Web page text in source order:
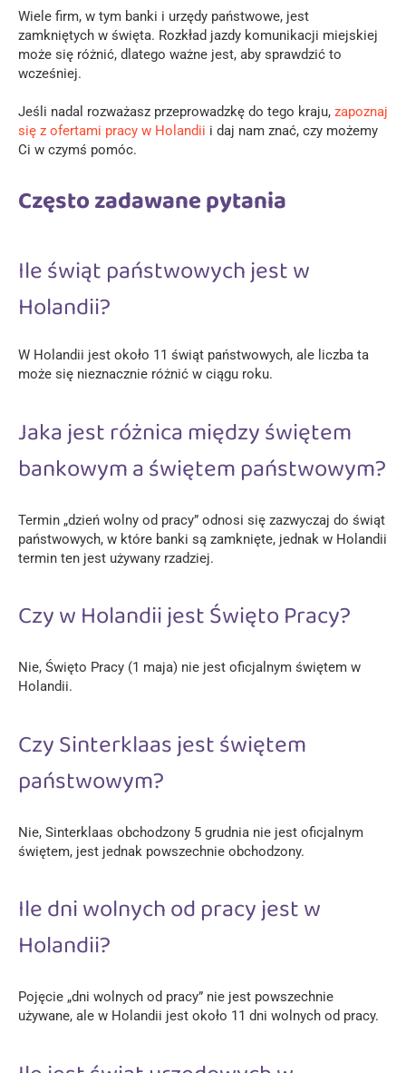
Wiele firm, w tym banki i urzędy państwowe, jest
zamkniętych w święta. Rozkład jazdy komunikacji miejskiej
może się różnić, dlatego ważne jest, aby sprawdzić to
wcześniej.
Jeśli nadal rozważasz przeprowadzkę do tego kraju, zapoznaj
się z ofertami pracy w Holandii i daj nam znać, czy możemy
Ci w czymś pomóc.
Często zadawane pytania
Ile świąt państwowych jest w
Holandii?
W Holandii jest około 11 świąt państwowych, ale liczba ta
może się nieznacznie różnić w ciągu roku.
Jaka jest różnica między świętem
bankowym a świętem państwowym?
Termin „dzień wolny od pracy” odnosi się zazwyczaj do świąt
państwowych, w które banki są zamknięte, jednak w Holandii
termin ten jest używany rzadziej.
Czy w Holandii jest Święto Pracy?
Nie, Święto Pracy (1 maja) nie jest oficjalnym świętem w
Holandii.
Czy Sinterklaas jest świętem
państwowym?
Nie, Sinterklaas obchodzony 5 grudnia nie jest oficjalnym
świętem, jest jednak powszechnie obchodzony.
Ile dni wolnych od pracy jest w
Holandii?
Pojęcie „dni wolnych od pracy” nie jest powszechnie
używane, ale w Holandii jest około 11 dni wolnych od pracy.